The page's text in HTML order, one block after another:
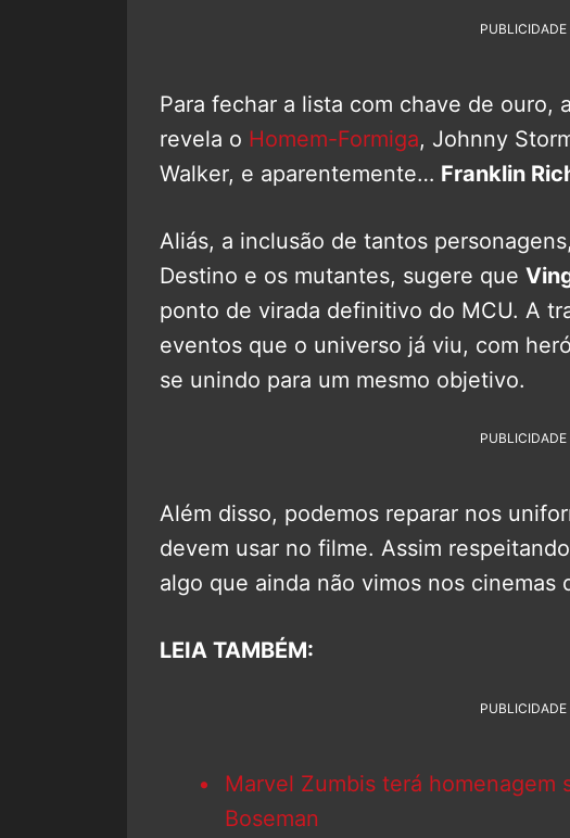
PUBLICIDADE
Para fechar a lista com chave de ouro,
revela o Homem-Formiga, Johnny
Walker, e aparentemente… Franklin
Aliás, a inclusão de tantos
Destino e os mutantes, sugere que
ponto de virada definitivo do MCU. A
eventos que o universo já viu, com
se unindo para um mesmo objetivo.
PUBLICIDADE
Além disso, podemos reparar nos
devem usar no filme. Assim
algo que ainda não vimos nos cinemas
LEIA TAMBÉM:
PUBLICIDADE
Marvel Zumbis terá homenagem
Boseman